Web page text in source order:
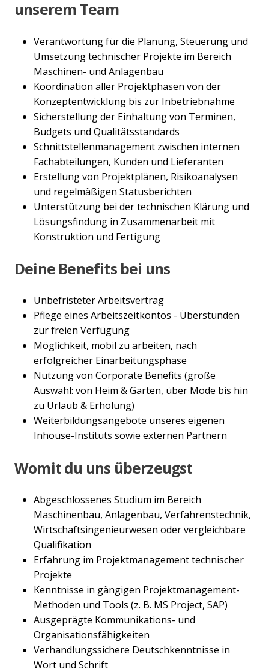
unserem Team
Verantwortung für die Planung, Steuerung und
Umsetzung technischer Projekte im Bereich
Maschinen- und Anlagenbau
Koordination aller Projektphasen von der
Konzeptentwicklung bis zur Inbetriebnahme
Sicherstellung der Einhaltung von Terminen,
Budgets und Qualitätsstandards
Schnittstellenmanagement zwischen internen
Fachabteilungen, Kunden und Lieferanten
Erstellung von Projektplänen, Risikoanalysen
und regelmäßigen Statusberichten
Unterstützung bei der technischen Klärung und
Lösungsfindung in Zusammenarbeit mit
Konstruktion und Fertigung
Deine Benefits bei uns
Unbefristeter Arbeitsvertrag
Pflege eines Arbeitszeitkontos - Überstunden
zur freien Verfügung
Möglichkeit, mobil zu arbeiten, nach
erfolgreicher Einarbeitungsphase
Nutzung von Corporate Benefits (große
Auswahl: von Heim & Garten, über Mode bis hin
zu Urlaub & Erholung)
Weiterbildungsangebote unseres eigenen
Inhouse-Instituts sowie externen Partnern
Womit du uns überzeugst
Abgeschlossenes Studium im Bereich
Maschinenbau, Anlagenbau, Verfahrenstechnik,
Wirtschaftsingenieurwesen oder vergleichbare
Qualifikation
Erfahrung im Projektmanagement technischer
Projekte
Kenntnisse in gängigen Projektmanagement-
Methoden und Tools (z. B. MS Project, SAP)
Ausgeprägte Kommunikations- und
Organisationsfähigkeiten
Verhandlungssichere Deutschkenntnisse in
Wort und Schrift